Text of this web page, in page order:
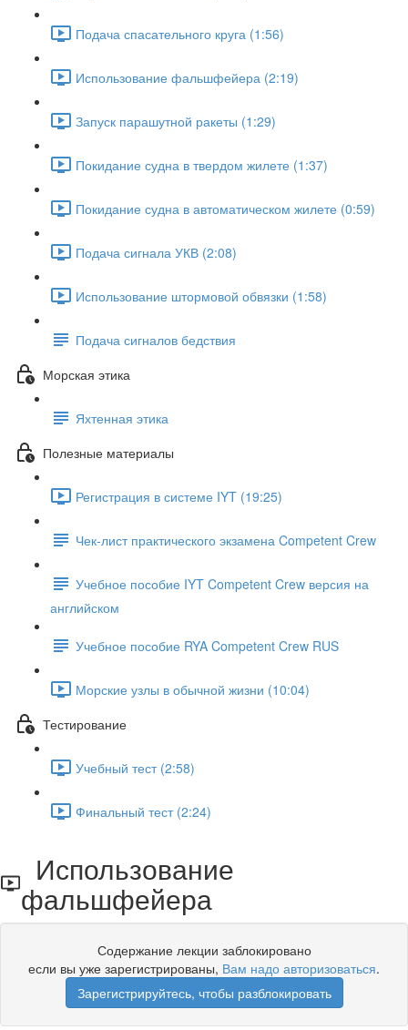
Подача спасательного круга (1:56)
Использование фальшфейера (2:19)
Запуск парашутной ракеты (1:29)
Покидание судна в твердом жилете (1:37)
Покидание судна в автоматическом жилете (0:59)
Подача сигнала УКВ (2:08)
Использование штормовой обвязки (1:58)
Подача сигналов бедствия
Морская этика
Яхтенная этика
Полезные материалы
Регистрация в системе IYT (19:25)
Чек-лист практического экзамена Competent Crew
Учебное пособие IYT Competent Crew версия на
английском
Учебное пособие RYA Competent Crew RUS
Морские узлы в обычной жизни (10:04)
Тестирование
Учебный тест (2:58)
Финальный тест (2:24)
Использование
фальшфейера
Содержание лекции заблокировано
если вы уже зарегистрированы, Вам надо авторизоваться.
Зарегистрируйтесь, чтобы разблокировать